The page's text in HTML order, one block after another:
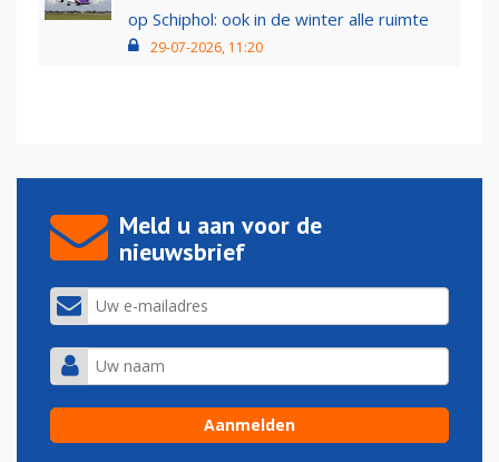
op Schiphol: ook in de winter alle ruimte
29-07-2026, 11:20
Meld u aan voor de
nieuwsbrief